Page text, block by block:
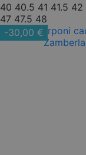
40 40.5 41 41.5 42
47 47.5 48
-30,00 €